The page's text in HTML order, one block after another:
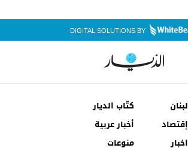
DIGITAL SOLUTIONS BY
لبنان
كتّاب الديار
إقتصاد
أخبار عربية
اخبار
منوعات